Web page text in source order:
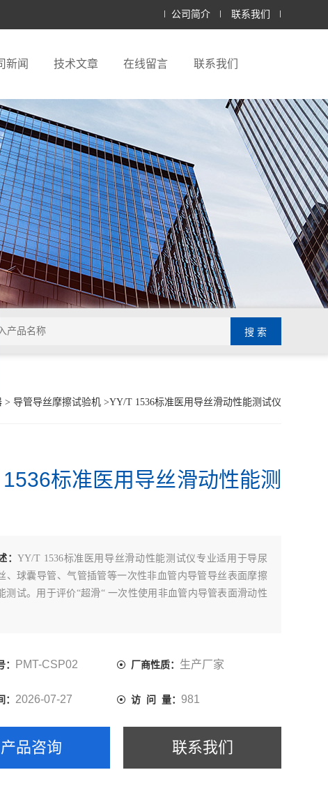
公司简介 联系我们
新闻 技术文章 在线留言 联系我们
> 导管导丝摩擦试验机>YY/T 1536标准医用导丝滑动性能测试仪
标准医用导丝滑动性能测
：YY/T 1536标准医用导丝滑动性能测试仪专业适用于导尿
、球囊导管、气管插管等一次性非血管内导管导丝表面摩擦
测试。用于评价“超滑“ 一次性使用非血管内导管表面滑动性
PMT-CSP02 厂商性质： 生产厂家
： 2026-07-27 访 问 量： 981
产品咨询 联系我们